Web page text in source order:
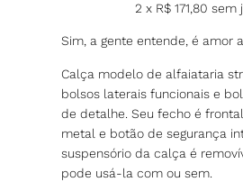
2 x R$ 171,80 sem
Sim, a gente entende, é amor
Calça modelo de alfaiataria
bolsos laterais funcionais e
de detalhe. Seu fecho é
metal e botão de segurança
suspensório da calça é
pode usá-la com ou sem.